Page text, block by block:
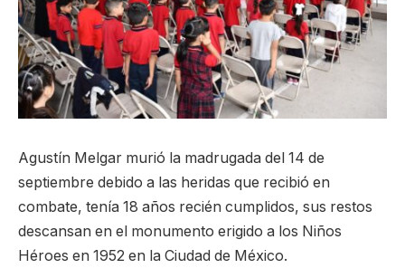
Agustín Melgar murió la madrugada del 14 de
septiembre debido a las heridas que recibió en
combate, tenía 18 años recién cumplidos, sus restos
descansan en el monumento erigido a los Niños
Héroes en 1952 en la Ciudad de México.